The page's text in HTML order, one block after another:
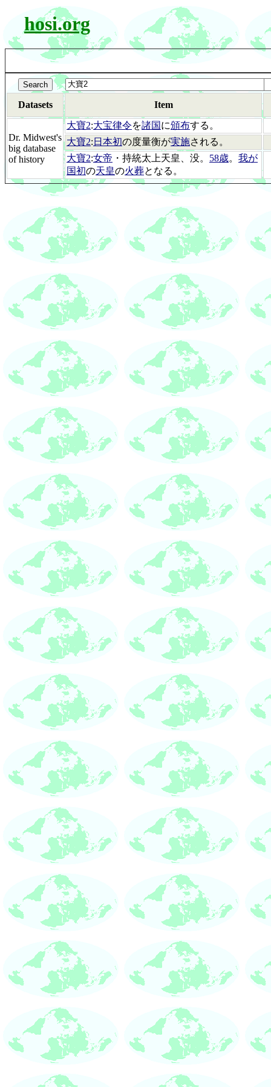
hosi.org
Datasets Item
Dr. Midwest's
big database
of history
大寶2:大宝律令を諸国に頒布する。
大寶2: 日本初の度量衡が実施される。
大寶2:女帝 ・持統太上天皇、没。 58歳。 我が
国初の天皇の火葬となる。